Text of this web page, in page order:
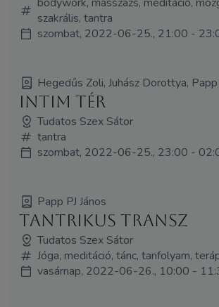
szakrális, tantra
szombat, 2022-06-25., 21:00 -
Hegedűs Zoli, Juhász Dorottya, Papp
Intim tér
Tudatos Szex Sátor
tantra
szombat, 2022-06-25., 23:00 -
Papp PJ János
Tantrikus transz
Tudatos Szex Sátor
Jóga, meditáció, tánc, tanfolyam,
vasárnap, 2022-06-26., 10:00 -